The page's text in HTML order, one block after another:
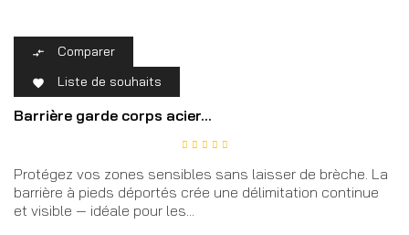
 Comparer
 Liste de souhaits
Barrière garde corps acier...
Protégez vos zones sensibles sans laisser de brèche. La
barrière à pieds déportés crée une délimitation continue
et visible — idéale pour les...